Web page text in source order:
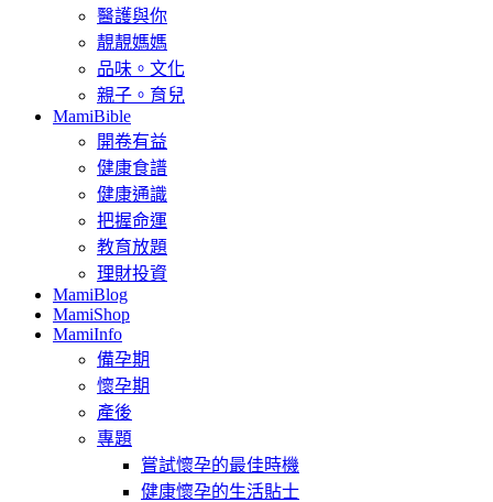
醫護與你
靚靚媽媽
品味。文化
親子。育兒
MamiBible
開卷有益
健康食譜
健康通識
把握命運
教育放題
理財投資
MamiBlog
MamiShop
MamiInfo
備孕期
懷孕期
產後
專題
嘗試懷孕的最佳時機
健康懷孕的生活貼士